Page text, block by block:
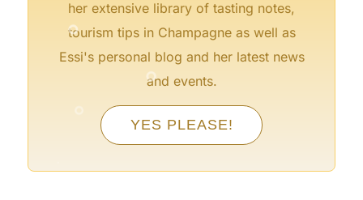
her extensive library of tasting notes,
tourism tips in Champagne as well as
Essi's personal blog and her latest news
and events.
YES PLEASE!
°
°
° °
°